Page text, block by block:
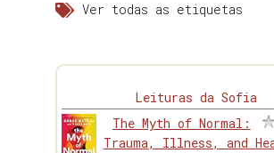
Ver todas as etiquetas
Leituras da Sofia
The Myth of Normal:
Trauma, Illness, and